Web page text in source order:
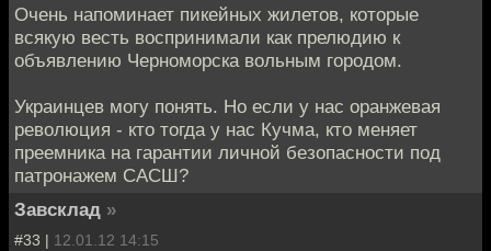
Очень напоминает пикейных жилетов, которые
всякую весть воспринимали как прелюдию к
объявлению Черноморска вольным городом.
Украинцев могу понять. Но если у нас оранжевая
революция - кто тогда у нас Кучма, кто меняет
преемника на гарантии личной безопасности под
патронажем САСШ?
Завсклад »
#33 | 12.01.12 14:15